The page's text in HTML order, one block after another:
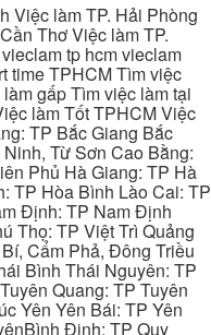
Việc làm TP. Hải Phòng
Thơ Việc làm TP.
tp hcm vieclam
time TPHCM Tìm việc
gấp Tìm việc làm tại
làm Tốt TPHCM Việc
TP Bắc Giang Bắc
Từ Sơn Cao Bằng:
Phủ Hà Giang: TP Hà
TP Hòa Bình Lào Cai: TP
Định: TP Nam Định
Thọ: TP Việt Trì Quảng
Cẩm Phả, Đông Triều
Bình Thái Nguyên: TP
Quang: TP Tuyên
Yên Yên Bái: TP Yên
Định: TP Quy